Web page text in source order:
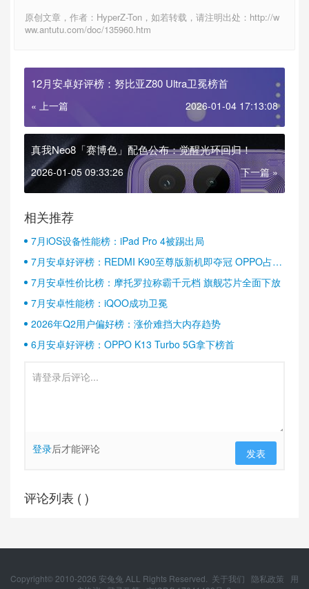
原创文章，作者：HyperZ-Ton，如若转载，请注明出处：http://w
ww.antutu.com/doc/135960.htm
12月安卓好评榜：努比亚Z80 Ultra卫冕榜首
« 上一篇 2026-01-04 17:13:08
真我Neo8「赛博色」配色公布：觉醒光环回归！
2026-01-05 09:33:26 下一篇 »
相关推荐
7月iOS设备性能榜：iPad Pro 4被踢出局
7月安卓好评榜：REDMI K90至尊版新机即夺冠 OPPO占据
半壁江山
7月安卓性价比榜：摩托罗拉称霸千元档 旗舰芯片全面下放
7月安卓性能榜：iQOO成功卫冕
2026年Q2用户偏好榜：涨价难挡大内存趋势
6月安卓好评榜：OPPO K13 Turbo 5G拿下榜首
登录后才能评论 发表
评论列表 ( )
Copyright© 2010-2026 安兔兔 ALL Rights Reserved. 关于我们 隐私政策
用